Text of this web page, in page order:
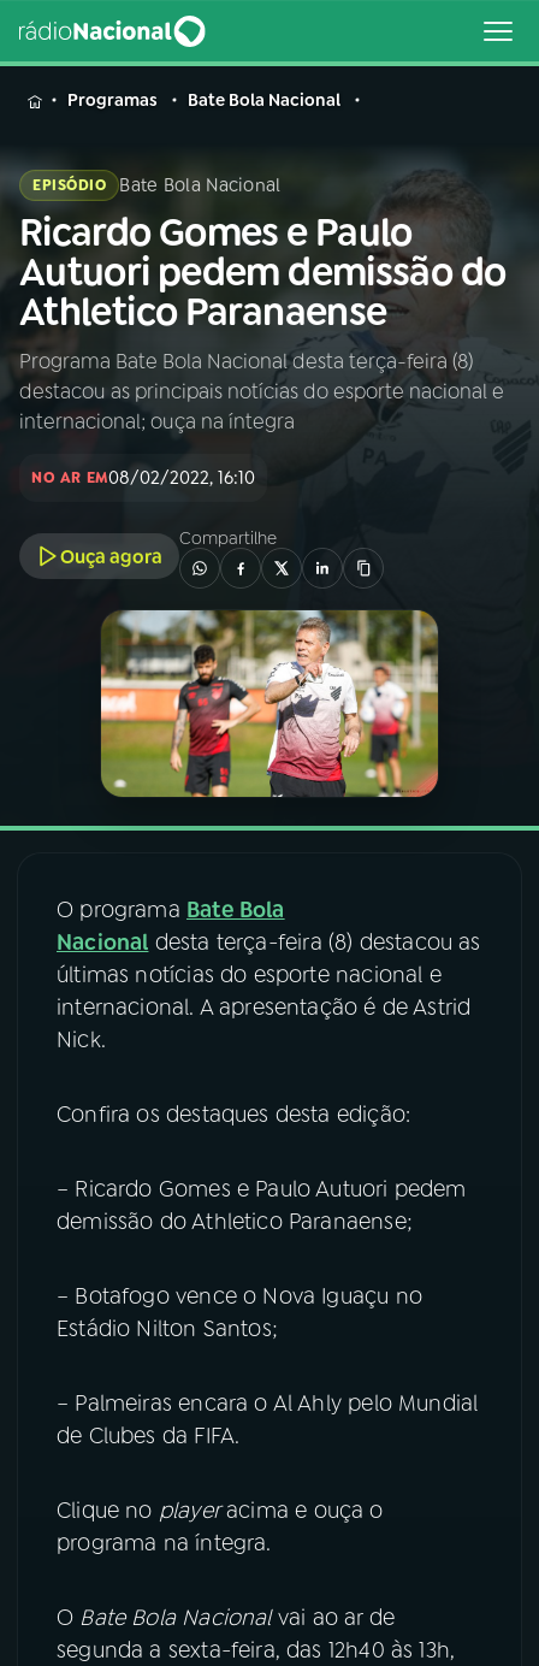
MENU
Buscar
na
Rádio
Nacional
Buscar
AO VIVO
INÍCIO
PROGRAMAS
PODCASTS
06VIDEOCASTS
07ÚLTIMAS
FESTIVAL DE MÚSICA
YouTube Facebook
Instagram X
Programas Bate Bola Nacional
EPISÓDIO Bate Bola Nacional
Ricardo Gomes e Paulo
Autuori pedem demissão do
Athletico Paranaense
Programa Bate Bola Nacional desta terça-feira (8)
destacou as principais notícias do esporte nacional e
internacional; ouça na íntegra
NO AR EM08/02/2022, 16:10
Ouça agora
Compartilhe
O programa Bate Bola
Nacional desta terça-feira (8) destacou as
últimas notícias do esporte nacional e
internacional. A apresentação é de Astrid
Nick.
Confira os destaques desta edição:
– Ricardo Gomes e Paulo Autuori pedem
demissão do Athletico Paranaense;
– Botafogo vence o Nova Iguaçu no
Estádio Nilton Santos;
– Palmeiras encara o Al Ahly pelo Mundial
de Clubes da FIFA.
Clique no playeracima e ouça o
programa na íntegra.
O Bate Bola Nacionalvai ao ar de
segunda a sexta-feira, das 12h40 às 13h,